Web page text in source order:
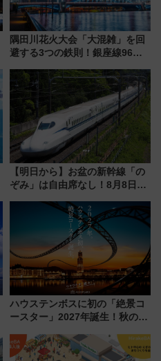
隅田川花火大会「大混雑」を回
避する3つの鉄則！銀座線96本
ツリー駅の規制まとめ 7/25開催
（2026年）
【明日から】お盆の新幹線「の
ぞみ」は自由席なし！8月8日午
せば空きが見つかることも 混
雑避ける「空席」探しのコツ
ハウステンボスに初の「絶景コ
ースター」2027年誕生！秋の
ろも一挙紹介